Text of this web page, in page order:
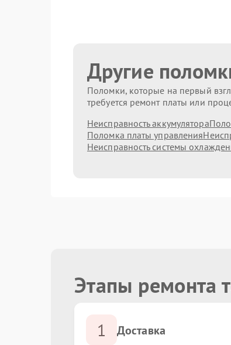
Другие
Поломки, которые на первый
требуется ремонт платы или
Неисправность аккумулятора
Поломка платы управления
Неисправность системы
Этапы ремонта
1 Доставка